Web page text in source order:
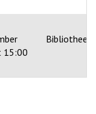
15:00
Bibliotheek